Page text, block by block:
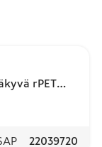
rPET
22039720